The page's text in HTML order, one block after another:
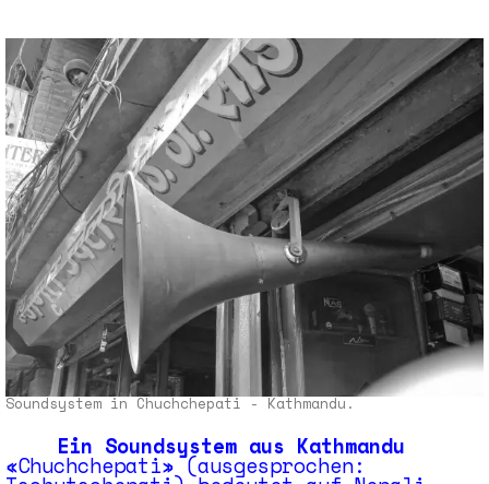
Soundsystem in Chuchchepati - Kathmandu.
Ein Soundsystem aus Kathmandu
«Chuchchepati» (ausge­sprochen: